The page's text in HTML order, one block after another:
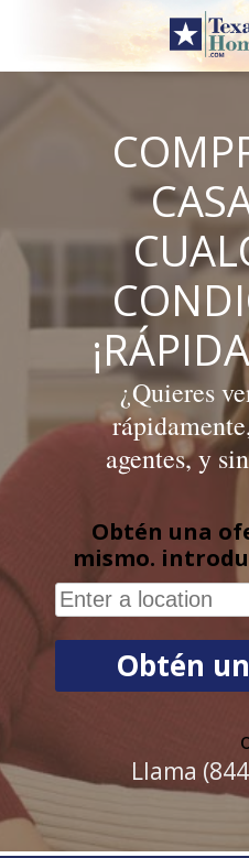
content
¿Quieres
agentes, y
Obtén una
mismo.
Llama